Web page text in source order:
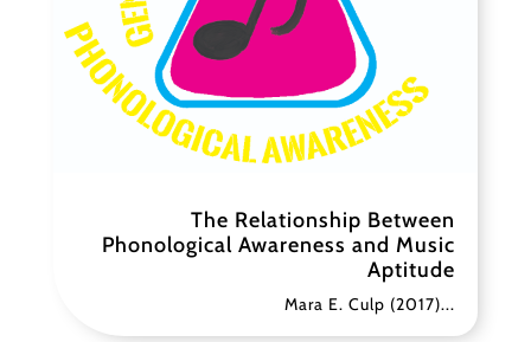
The Relationship Between
Phonological Awareness and Music
Aptitude
Mara E. Culp (2017)...